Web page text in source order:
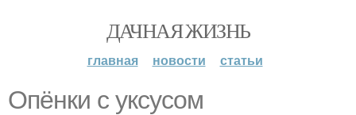
ДАЧНАЯ ЖИЗНЬ
главная новости статьи
Опёнки с уксусом